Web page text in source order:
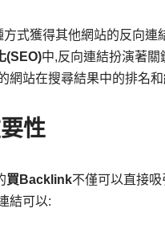
方式獲得其他網站的反向
(SEO)中,反向連結扮演著
網站在搜尋結果中的排名和
性
買Backlink不僅可以直接吸
結可以: